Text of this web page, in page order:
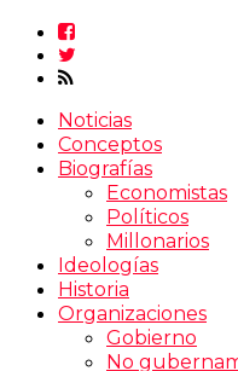
Noticias
Conceptos
Biografías
Economistas
Políticos
Millonarios
Ideologías
Historia
Organizaciones
Gobierno
No